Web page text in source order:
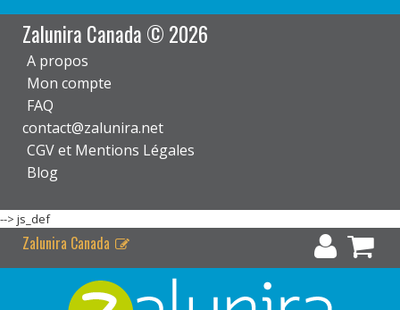
Zalunira Canada © 2026
A propos
Mon compte
FAQ
contact@zalunira.net
CGV et Mentions Légales
Blog
--> js_def
Zalunira Canada